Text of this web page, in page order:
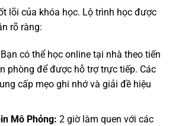
lõi của khóa học. Lộ trình học được
rõ ràng:
Bạn có thể học online tại nhà theo tiến
phòng để được hỗ trợ trực tiếp. Các
cấp mẹo ghi nhớ và giải đề hiệu
Mô Phỏng: 2 giờ làm quen với các